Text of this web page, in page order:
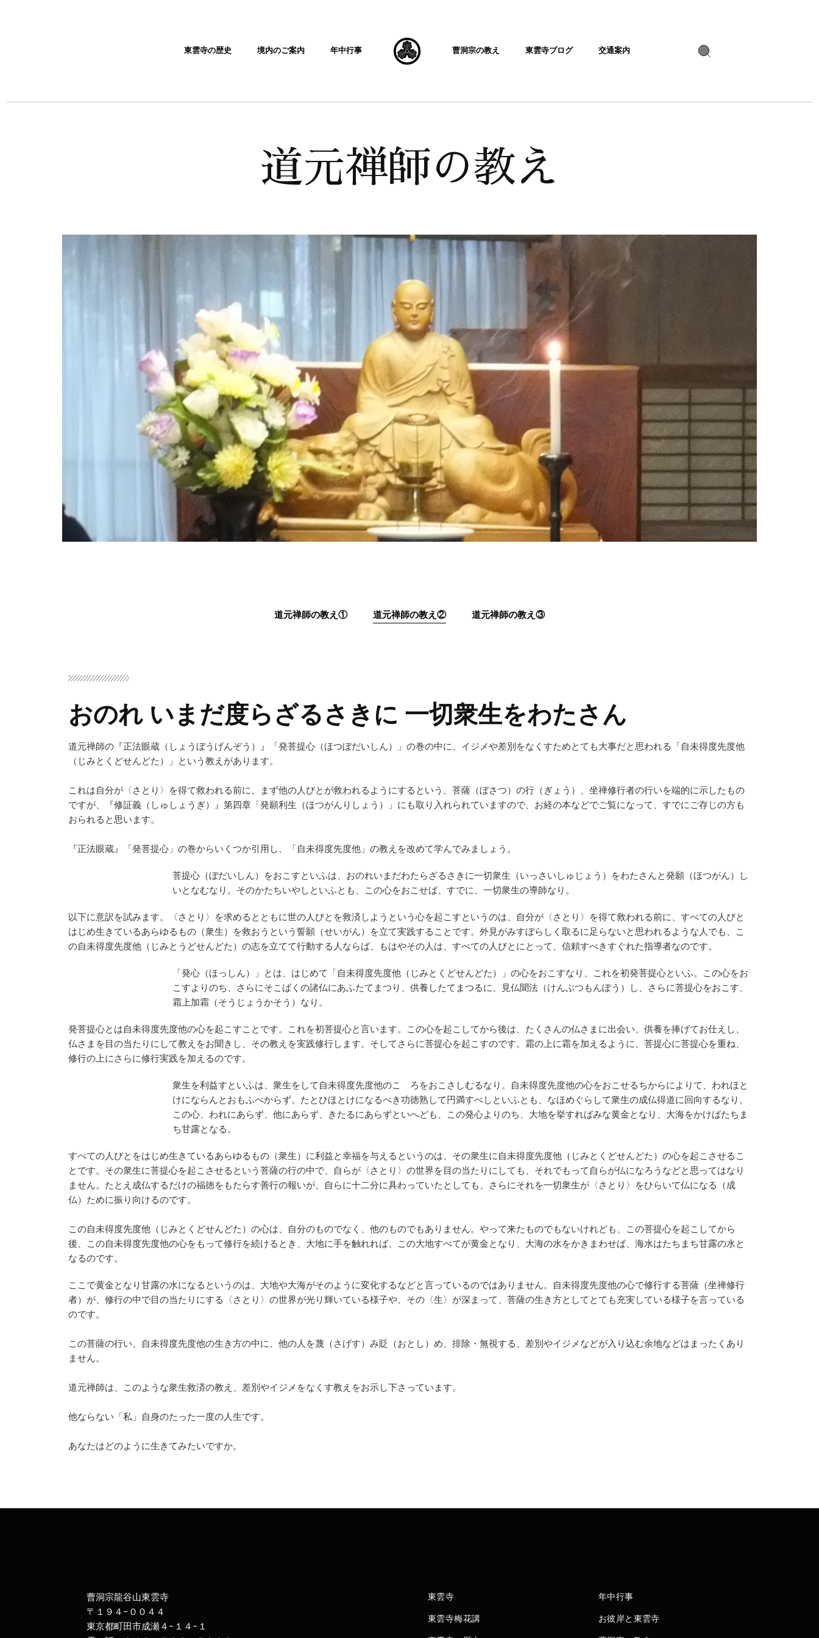
東雲寺の歴史 境内のご案内 年中行事 曹洞宗の教え 東雲寺ブログ 交通案内
道元禅師の教え
道元禅師の教え① 道元禅師の教え② 道元禅師の教え③
おのれ いまだ度らざるさきに 一切衆生をわたさん
道元禅師の『正法眼蔵（しょうぼうげんぞう）』「発菩提心（ほつぼだいしん）」の巻の中に、イジメや差別をなくすためとても大事だと思われる「自未得度先度他
（じみとくどせんどた）」という教えがあります。
これは自分が〈さとり〉を得て救われる前に、まず他の人びとが救われるようにするという、菩薩（ぼさつ）の行（ぎょう）、坐禅修行者の行いを端的に示したもの
ですが、『修証義（しゅしょうぎ）』第四章「発願利生（ほつがんりしょう）」にも取り入れられていますので、お経の本などでご覧になって、すでにご存じの方も
おられると思います。
『正法眼蔵』「発菩提心」の巻からいくつか引用し、「自未得度先度他」の教えを改めて学んでみましょう。
菩提心（ぼだいしん）をおこすといふは、おのれいまだわたらざるさきに一切衆生（いっさいしゅじょう）をわたさんと発願（ほつがん）し
いとなむなり。そのかたちいやしといふとも、この心をおこせば、すでに、一切衆生の導師なり。
以下に意訳を試みます。〈さとり〉を求めるとともに世の人びとを救済しようという心を起こすというのは、自分が〈さとり〉を得て救われる前に、すべての人びと
はじめ生きているあらゆるもの（衆生）を救おうという誓願（せいがん）を立て実践することです。外見がみすぼらしく取るに足らないと思われるような人でも、こ
の自未得度先度他（じみとうどせんどた）の志を立てて行動する人ならば、もはやその人は、すべての人びとにとって、信頼すべきすぐれた指導者なのです。
「発心（ほっしん）」とは、はじめて「自未得度先度他（じみとくどせんどた）」の心をおこすなり、これを初発菩提心といふ。この心をお
こすよりのち、さらにそこばくの諸仏にあふたてまつり、供養したてまつるに、見仏聞法（けんぶつもんぽう）し、さらに菩提心をおこす、
霜上加霜（そうじょうかそう）なり。
発菩提心とは自未得度先度他の心を起こすことです。これを初菩提心と言います。この心を起こしてから後は、たくさんの仏さまに出会い、供養を捧げてお仕えし、
仏さまを目の当たりにして教えをお聞きし、その教えを実践修行します。そしてさらに菩提心を起こすのです。霜の上に霜を加えるように、菩提心に菩提心を重ね、
修行の上にさらに修行実践を加えるのです。
衆生を利益すといふは、衆生をして自未得度先度他のこゝろをおこさしむるなり。自未得度先度他の心をおこせるちからによりて、われほと
けにならんとおもふべからず。たとひほとけになるべき功徳熟して円満すべしといふとも、なほめぐらして衆生の成仏得道に回向するなり。
この心、われにあらず、他にあらず、きたるにあらずといへども、この発心よりのち、大地を挙すればみな黄金となり、大海をかけばたちま
ち甘露となる。
すべての人びとをはじめ生きているあらゆるもの（衆生）に利益と幸福を与えるというのは、その衆生に自未得度先度他（じみとくどせんどた）の心を起こさせるこ
とです。その衆生に菩提心を起こさせるという菩薩の行の中で、自らが〈さとり〉の世界を目の当たりにしても、それでもって自らが仏になろうなどと思ってはなり
ません。たとえ成仏するだけの福徳をもたらす善行の報いが、自らに十二分に具わっていたとしても、さらにそれを一切衆生が〈さとり〉をひらいて仏になる（成
仏）ために振り向けるのです。
この自未得度先度他（じみとくどせんどた）の心は、自分のものでなく、他のものでもありません。やって来たものでもないけれども、この菩提心を起こしてから
後、この自未得度先度他の心をもって修行を続けるとき、大地に手を触れれば、この大地すべてが黄金となり、大海の水をかきまわせば、海水はたちまち甘露の水と
なるのです。
ここで黄金となり甘露の水になるというのは、大地や大海がそのように変化するなどと言っているのではありません。自未得度先度他の心で修行する菩薩（坐禅修行
者）が、修行の中で目の当たりにする〈さとり〉の世界が光り輝いている様子や、その〈生〉が深まって、菩薩の生き方としてとても充実している様子を言っている
のです。
この菩薩の行い、自未得度先度他の生き方の中に、他の人を蔑（さげす）み貶（おとし）め、排除・無視する、差別やイジメなどが入り込む余地などはまったくあり
ません。
道元禅師は、このような衆生救済の教え、差別やイジメをなくす教えをお示し下さっています。
他ならない「私」自身のたった一度の人生です。
あなたはどのように生きてみたいですか。
曹洞宗龍谷山東雲寺
〒１９４−００４４
東京都町田市成瀬４−１４−１
東雲寺
東雲寺梅花講
年中行事
お彼岸と東雲寺